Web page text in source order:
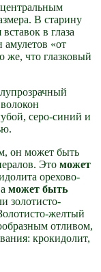
В старину
в глаза
амулетов «от
что глазковый
серо-синий и
он может быть
Это может
орехово-
может быть
золотисто-
желтый
отливом,
крокидолит,